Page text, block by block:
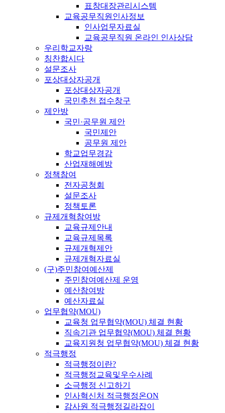
표창대장관리시스템
교육공무직원인사정보
인사업무자료실
교육공무직원 온라인 인사상담
우리학교자랑
칭찬합시다
설문조사
포상대상자공개
포상대상자공개
국민추천 접수창구
제안방
국민·공무원 제안
국민제안
공무원 제안
학교업무경감
산업재해예방
정책참여
전자공청회
설문조사
정책토론
규제개혁참여방
교육규제안내
교육규제목록
규제개혁제안
규제개혁자료실
(구)주민참여예산제
주민참여예산제 운영
예산참여방
예산자료실
업무협약(MOU)
교육청 업무협약(MOU) 체결 현황
직속기관 업무협약(MOU) 체결 현황
교육지원청 업무협약(MOU) 체결 현황
적극행정
적극행정이란?
적극행정교육및우수사례
소극행정 신고하기
인사혁신처 적극행정온ON
감사원 적극행정길라잡이